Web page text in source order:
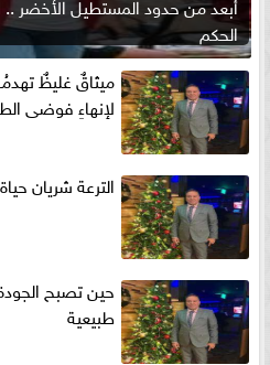
الحكم
ميثاقٌ غليظٌ
لإنهاءِ فوضى
الترعة شريان
حين تصبح
طبيعية